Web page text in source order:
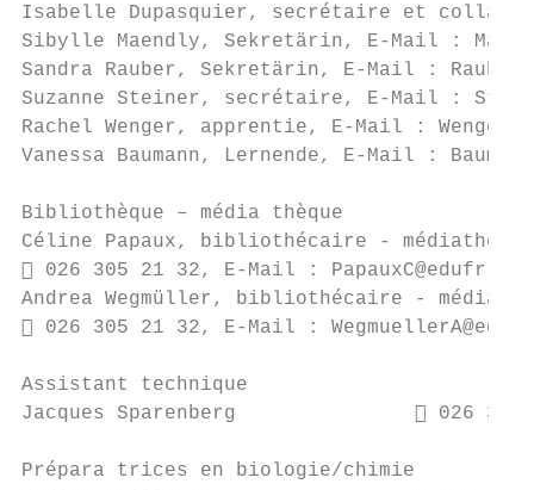
Isabelle Dupasquier, secrétaire et
Sibylle Maendly, Sekretärin, E-Mail :
Sandra Rauber, Sekretärin, E-Mail :
Suzanne Steiner, secrétaire, E-Mail :
Rachel Wenger, apprentie, E-Mail :
Vanessa Baumann, Lernende, E-Mail :
Bibliothèque – média thèque
Céline Papaux, bibliothécaire -
 026 305 21 32, E-Mail : PapauxC@edufr.ch
Andrea Wegmüller, bibliothécaire -
 026 305 21 32, E-Mail :
Assistant technique
Jacques Sparenberg                026 305
Prépara trices en biologie/chimie